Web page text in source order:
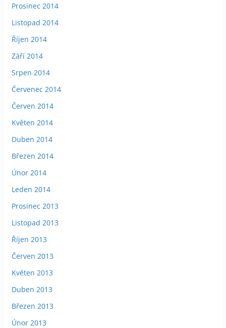
Prosinec 2014
Listopad 2014
Říjen 2014
Září 2014
Srpen 2014
Červenec 2014
Červen 2014
Květen 2014
Duben 2014
Březen 2014
Únor 2014
Leden 2014
Prosinec 2013
Listopad 2013
Říjen 2013
Červen 2013
Květen 2013
Duben 2013
Březen 2013
Únor 2013